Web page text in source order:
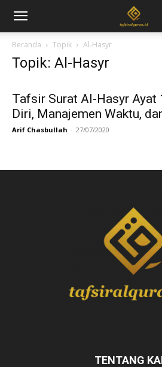
Beranda Topik Al-Hasyr
Topik: Al-Hasyr
Tafsir Surat Al-Hasyr Ayat
Diri, Manajemen Waktu,
Arif Chasbullah - 27/07/2020
TENTANG